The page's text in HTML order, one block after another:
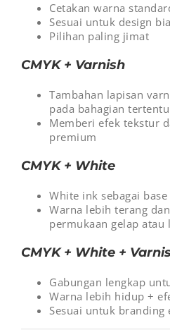
Cetakan warna
Sesuai untuk design
Pilihan paling jimat
CMYK + Varnish
Tambahan lapisan
pada bahagian tertentu
Memberi efek tekstur
premium
CMYK + White
White ink sebagai base
Warna lebih terang
permukaan gelap atau
CMYK + White +
Gabungan lengkap
Warna lebih hidup +
Sesuai untuk branding